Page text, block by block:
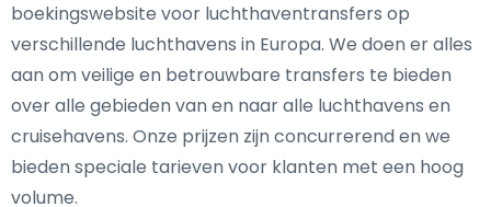
boekingswebsite voor luchthaventransfers op
verschillende luchthavens in Europa. We doen er alles
aan om veilige en betrouwbare transfers te bieden
over alle gebieden van en naar alle luchthavens en
cruisehavens. Onze prijzen zijn concurrerend en we
bieden speciale tarieven voor klanten met een hoog
volume.